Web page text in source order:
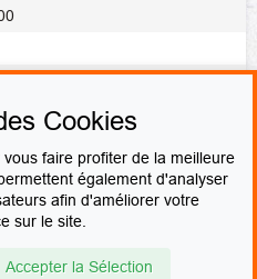
Rouge,Bleu,Vert,Violet,
express
SÉCURISÉ
Cookies
faire profiter de la meilleure
également d'analyser
afin d'améliorer votre
sur le site.
Accepter la Sélection